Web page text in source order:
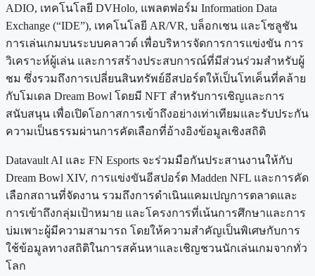
ADIO, เทคโนโลยี DVHolo, แพลตฟอร์ม Information Data
Exchange (“IDE”), เทคโนโลยี AR/VR, บล็อกเชน และโซลูชัน
การเล่นเกมบนระบบคลาวด์ เพื่อบริหารจัดการการแข่งขัน การ
วิเคราะห์ผู้เล่น และการสร้างประสบการณ์ที่มีส่วนร่วมสำหรับผู้
ชม ซึ่งรวมถึงการเปลี่ยนสินทรัพย์อีสปอร์ตให้เป็นโทเค็นที่คล้าย
กับโมเดล Dream Bowl โดยมี NFT สำหรับการเชิญและการ
สนับสนุน เพื่อเปิดโอกาสการเข้าถึงอย่างเท่าเทียมและรับประกัน
ความเป็นธรรมผ่านการคัดเลือกที่อ้างอิงข้อมูลเชิงสถิติ
Datavault AI และ FN Esports จะร่วมมือกันประสานงานให้กับ
Dream Bowl XIV, การแข่งขันอีสปอร์ต Madden NFL และการคัด
เลือกสถานที่จัดงาน รวมถึงการดำเนินแคมเปญการตลาดและ
การเข้าถึงกลุ่มเป้าหมาย และโครงการที่เน้นการศึกษาและการ
บ่มเพาะผู้มีความสามารถ โดยให้ความสำคัญเป็นพิเศษกับการ
ใช้ข้อมูลทางสถิติในการสค้นหาและเชิญชวนนักเล่นเกมจากทั่ว
โลก